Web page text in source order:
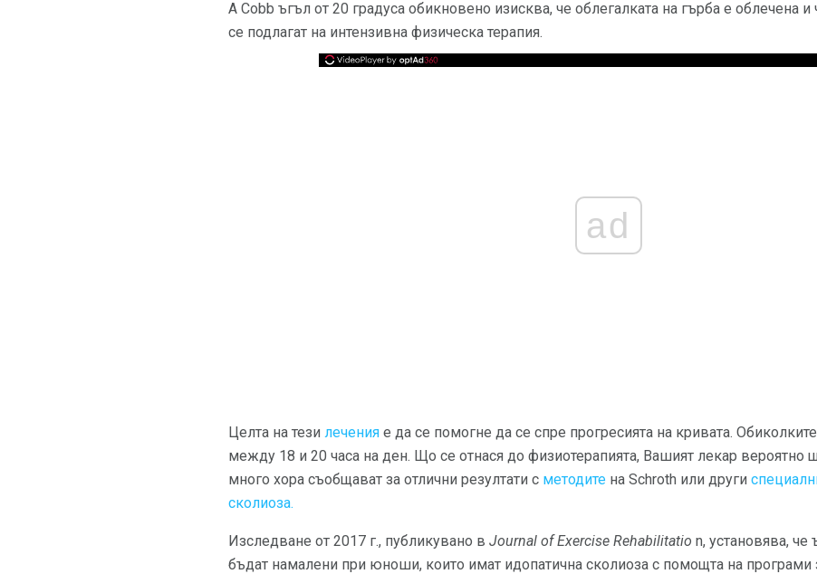
А Cobb ъгъл от 20 градуса обикновено изисква, че облегалката на гърба е облечена
се подлагат на интензивна физическа терапия.
ad
Целта на тези лечения е да се помогне да се спре прогресията на кривата.
между 18 и 20 часа на ден. Що се отнася до физиотерапията, Вашият лекар вероятно
много хора съобщават за отлични резултати с методите на Schroth или други
сколиоза.
Изследване от 2017 г., публикувано в Journal of Exercise Rehabilitatio n, установява, че
бъдат намалени при юноши, които имат идопатична сколиоза с помощта на програми